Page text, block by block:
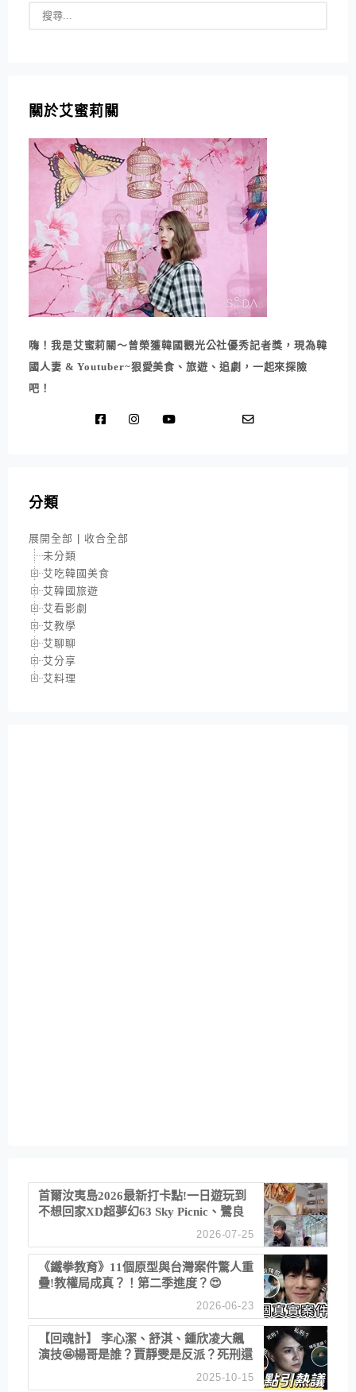
關於艾蜜莉關
嗨！我是艾蜜莉關～曾榮獲韓國觀光公社優秀記者獎，現為韓
國人妻 & Youtuber~狠愛美食、旅遊、追劇，一起來探險
吧！
分類
展開全部 | 收合全部
未分類
艾吃韓國美食
艾韓國旅遊
艾看影劇
艾教學
艾聊聊
艾分享
艾料理
首爾汝夷島2026最新打卡點!一日遊玩到
不想回家XD超夢幻63 Sky Picnic、鷺良
津帝王蟹大餐、《淚之女王》拍攝地、漢
江公園免費玩水
2026-07-25
《鐵拳教育》11個原型與台灣案件驚人重
疊!教權局成真？！第二季進度？😍
2026-06-23
【回魂計】 李心潔、舒淇、鍾欣凌大飆
演技🤩楊哥是誰？賈靜雯是反派？死刑還
2025-10-15